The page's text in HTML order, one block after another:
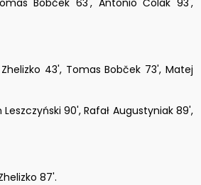
43', Tomas Bobček 73', Matej
Leszczyński 90', Rafał Augustyniak 89',
87'.